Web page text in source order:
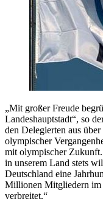
„Mit großer Freude
Landeshauptstadt“, so
den Delegierten aus
olympischer
mit olympischer
in unserem Land stets
Deutschland eine
Millionen Mitgliedern im
verbreitet.“